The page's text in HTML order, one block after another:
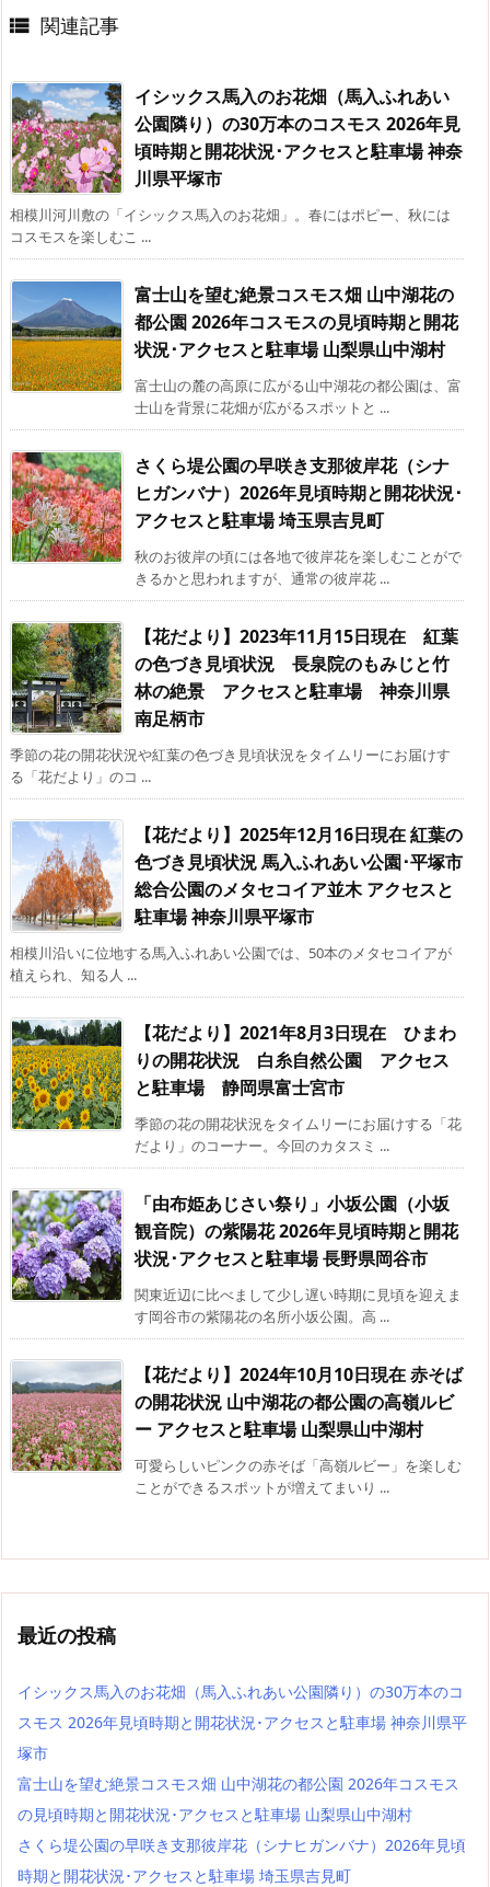
 関連記事
イシックス馬入のお花畑（馬入ふれあい
公園隣り）の30万本のコスモス 2026年見
頃時期と開花状況･アクセスと駐車場 神奈
川県平塚市
相模川河川敷の「イシックス馬入のお花畑」。春にはポピー、秋には
コスモスを楽しむこ ...
富士山を望む絶景コスモス畑 山中湖花の
都公園 2026年コスモスの見頃時期と開花
状況･アクセスと駐車場 山梨県山中湖村
富士山の麓の高原に広がる山中湖花の都公園は、富
士山を背景に花畑が広がるスポットと ...
さくら堤公園の早咲き支那彼岸花（シナ
ヒガンバナ）2026年見頃時期と開花状況･
アクセスと駐車場 埼玉県吉見町
秋のお彼岸の頃には各地で彼岸花を楽しむことがで
きるかと思われますが、通常の彼岸花 ...
【花だより】2023年11月15日現在 紅葉
の色づき見頃状況 長泉院のもみじと竹
林の絶景 アクセスと駐車場 神奈川県
南足柄市
季節の花の開花状況や紅葉の色づき見頃状況をタイムリーにお届けす
る「花だより」のコ ...
【花だより】2025年12月16日現在 紅葉の
色づき見頃状況 馬入ふれあい公園･平塚市
総合公園のメタセコイア並木 アクセスと
駐車場 神奈川県平塚市
相模川沿いに位地する馬入ふれあい公園では、50本のメタセコイアが
植えられ、知る人 ...
【花だより】2021年8月3日現在 ひまわ
りの開花状況 白糸自然公園 アクセス
と駐車場 静岡県富士宮市
季節の花の開花状況をタイムリーにお届けする「花
だより」のコーナー。今回のカタスミ ...
「由布姫あじさい祭り」小坂公園（小坂
観音院）の紫陽花 2026年見頃時期と開花
状況･アクセスと駐車場 長野県岡谷市
関東近辺に比べまして少し遅い時期に見頃を迎えま
す岡谷市の紫陽花の名所小坂公園。高 ...
【花だより】2024年10月10日現在 赤そば
の開花状況 山中湖花の都公園の高嶺ルビ
ー アクセスと駐車場 山梨県山中湖村
可愛らしいピンクの赤そば「高嶺ルビー」を楽しむ
ことができるスポットが増えてまいり ...
最近の投稿
イシックス馬入のお花畑（馬入ふれあい公園隣り）の30万本のコ
スモス 2026年見頃時期と開花状況･アクセスと駐車場 神奈川県平
塚市
富士山を望む絶景コスモス畑 山中湖花の都公園 2026年コスモス
の見頃時期と開花状況･アクセスと駐車場 山梨県山中湖村
さくら堤公園の早咲き支那彼岸花（シナヒガンバナ）2026年見頃
時期と開花状況･アクセスと駐車場 埼玉県吉見町